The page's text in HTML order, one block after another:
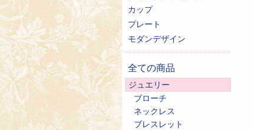
カップ
プレート
モダンデザイン
全ての商品
ジュエリー
ブローチ
ネックレス
ブレスレット